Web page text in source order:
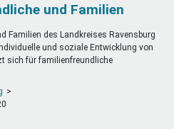
und Familien
Familien des Landkreises Ravensburg
und soziale Entwicklung von
sich für familienfreundliche